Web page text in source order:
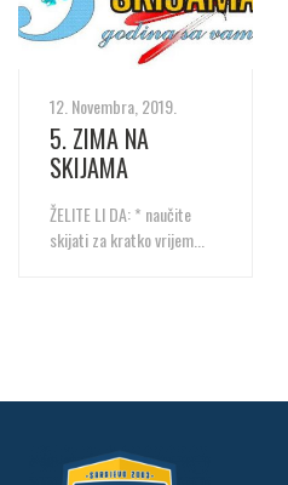
12. Novembra, 2019.
5. ZIMA NA
SKIJAMA
ŽELITE LI DA: * naučite
skijati za kratko vrijem...